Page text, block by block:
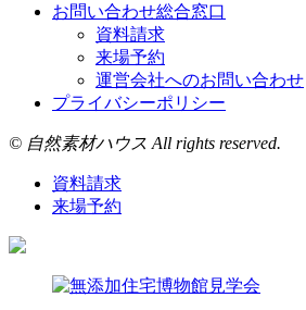
お問い合わせ総合窓口
資料請求
来場予約
運営会社へのお問い合わせ
プライバシーポリシー
© 自然素材ハウス All rights reserved.
資料請求
来場予約